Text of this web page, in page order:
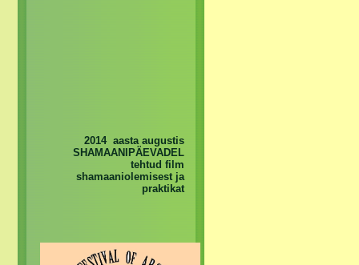
2014 aasta augustis
SHAMAANIPÄEVADEL
tehtud film
shamaaniolemisest ja
praktikat